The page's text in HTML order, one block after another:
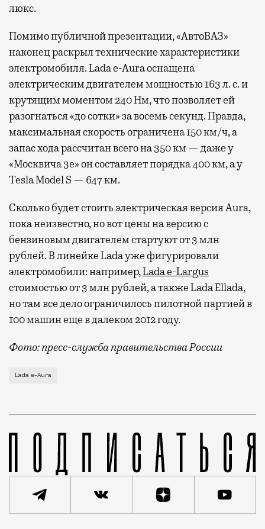
люкс.
Помимо публичной презентации, «АвтоВАЗ»
наконец раскрыл технические характеристики
электромобиля. Lada e-Aura оснащена
электрическим двигателем мощностью 163 л. с. и
крутящим моментом 240 Нм, что позволяет ей
разогнаться «до сотки» за восемь секунд. Правда,
максимальная скорость ограничена 150 км/ч, а
запас хода рассчитан всего на 350 км — даже у
«Москвича 3е» он составляет порядка 400 км, а у
Tesla Model S — 647 км.
Сколько будет стоить электрическая версия Aura,
пока неизвестно, но вот цены на версию с
бензиновым двигателем стартуют от 3 млн
рублей. В линейке Lada уже фигурировали
электромобили: например,Lada e-Largus
стоимостью от 3 млн рублей, а такжеLada Ellada,
но там все дело ограничилось пилотной партией в
100 машин еще в далеком 2012 году.
Фото: пресс-служба правительства России
Это представительская Lada Aura, которая
Lada e-Aura